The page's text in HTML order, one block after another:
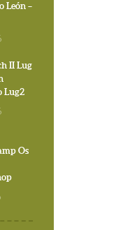
León –
II Lug
Lug2
Os